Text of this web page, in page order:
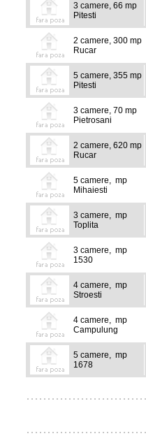
3 camere, 66 mp
Pitesti
2 camere, 300 mp
Rucar
5 camere, 355 mp
Pitesti
3 camere, 70 mp
Pietrosani
2 camere, 620 mp
Rucar
5 camere, mp
Mihaiesti
3 camere, mp
Toplita
3 camere, mp
1530
4 camere, mp
Stroesti
4 camere, mp
Campulung
5 camere, mp
1678